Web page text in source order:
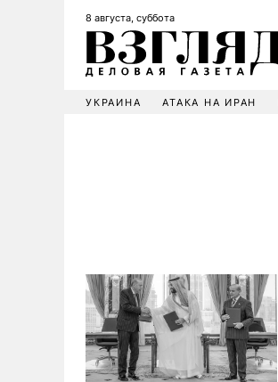
8 августа, суббота
УКРАИНА АТАКА НА ИРАН